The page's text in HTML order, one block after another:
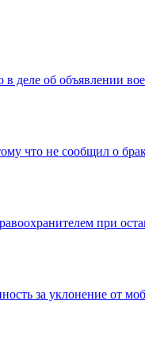
об объявлении
что не сообщил о
при
за уклонение от